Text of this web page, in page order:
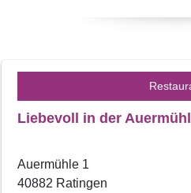
Liebevoll in der
Auermühle 1
40882 Ratingen